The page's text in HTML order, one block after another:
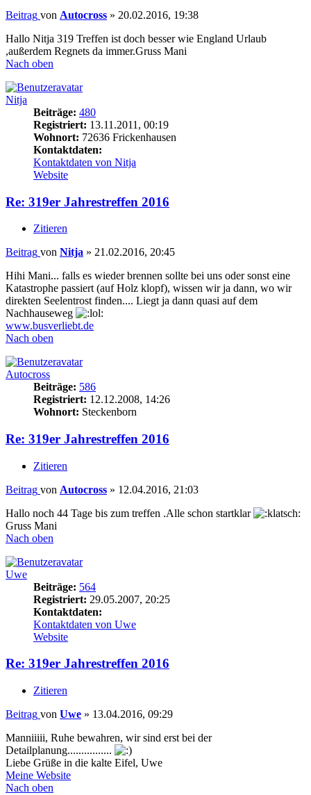
Beitrag von Autocross » 20.02.2016, 19:38
Hallo Nitja 319 Treffen ist doch besser wie England Urlaub
,außerdem Regnets da immer.Gruss Mani
Nach oben
Nitja
Beiträge: 480
Registriert: 13.11.2011, 00:19
Wohnort: 72636 Frickenhausen
Kontaktdaten:
Kontaktdaten von Nitja
Website
Re: 319er Jahrestreffen 2016
Zitieren
Beitrag von Nitja » 21.02.2016, 20:45
Hihi Mani... falls es wieder brennen sollte bei uns oder sonst eine
Katastrophe passiert (auf Holz klopf), wissen wir ja dann, wo wir
direkten Seelentrost finden.... Liegt ja dann quasi auf dem
Nachhauseweg
www.busverliebt.de
Nach oben
Autocross
Beiträge: 586
Registriert: 12.12.2008, 14:26
Wohnort: Steckenborn
Re: 319er Jahrestreffen 2016
Zitieren
Beitrag von Autocross » 12.04.2016, 21:03
Hallo noch 44 Tage bis zum treffen .Alle schon startklar
Gruss Mani
Nach oben
Uwe
Beiträge: 564
Registriert: 29.05.2007, 20:25
Kontaktdaten:
Kontaktdaten von Uwe
Website
Re: 319er Jahrestreffen 2016
Zitieren
Beitrag von Uwe » 13.04.2016, 09:29
Manniiiii, Ruhe bewahren, wir sind erst bei der
Detailplanung................
Liebe Grüße in die kalte Eifel, Uwe
Meine Website
Nach oben